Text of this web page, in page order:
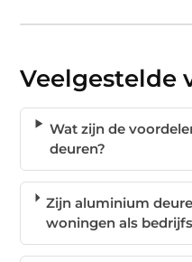
Veelgestelde
Wat zijn de
deuren?
Zijn aluminium
woningen als